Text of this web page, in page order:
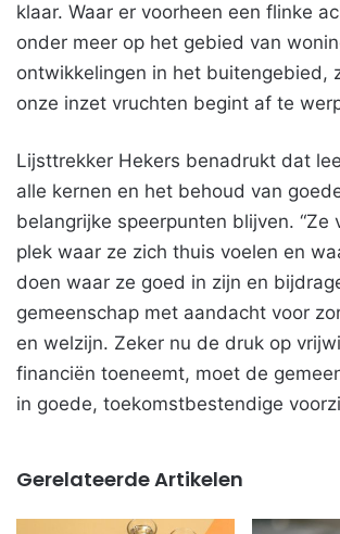
klaar. Waar er voorheen een flinke
onder meer op het gebied van
ontwikkelingen in het buitengebied,
onze inzet vruchten begint af te
Lijsttrekker Hekers benadrukt dat
alle kernen en het behoud van
belangrijke speerpunten blijven. “Ze
plek waar ze zich thuis voelen en
doen waar ze goed in zijn en
gemeenschap met aandacht voor
en welzijn. Zeker nu de druk op
financiën toeneemt, moet de
in goede, toekomstbestendige
Gerelateerde Artikelen